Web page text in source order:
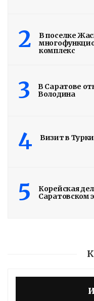
2
В поселке
комплекс
3
В Саратове
Володина
4 Визит в Турки
5
Корейская
Саратовском